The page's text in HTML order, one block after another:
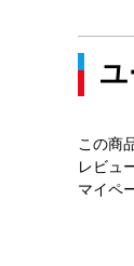
この商
レビュ
マイペ